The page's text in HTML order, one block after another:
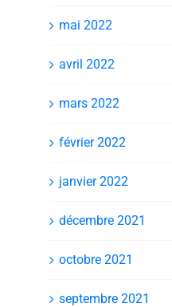
mai 2022
avril 2022
mars 2022
février 2022
janvier 2022
décembre 2021
octobre 2021
septembre 2021